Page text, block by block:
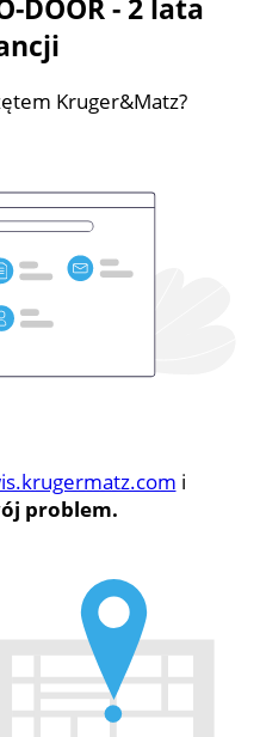
DOOR - 2 lata
Kruger&Matz?
i
problem.